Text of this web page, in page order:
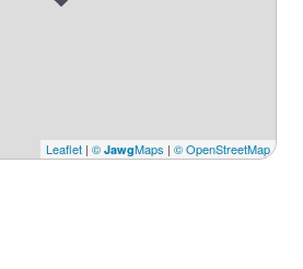
Leaflet | © JawgMaps | © OpenStreetMap